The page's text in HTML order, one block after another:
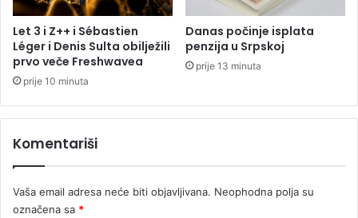
o
4
2
s
t
p
n
i
t
r
a
ž
o
g
o
r
Let 3 i Z++ i Sébastien
Léger i Denis Sulta obilježili
prvo veče Freshwavea
prije 10 minuta
Danas počinje isplata
penzija u Srpskoj
prije 13 minuta
Komentariši
Vaša email adresa neće biti objavljivana. Neophodna polja su
označena sa *